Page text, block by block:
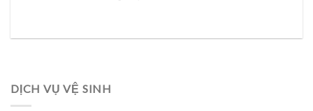
DỊCH VỤ VỆ SINH